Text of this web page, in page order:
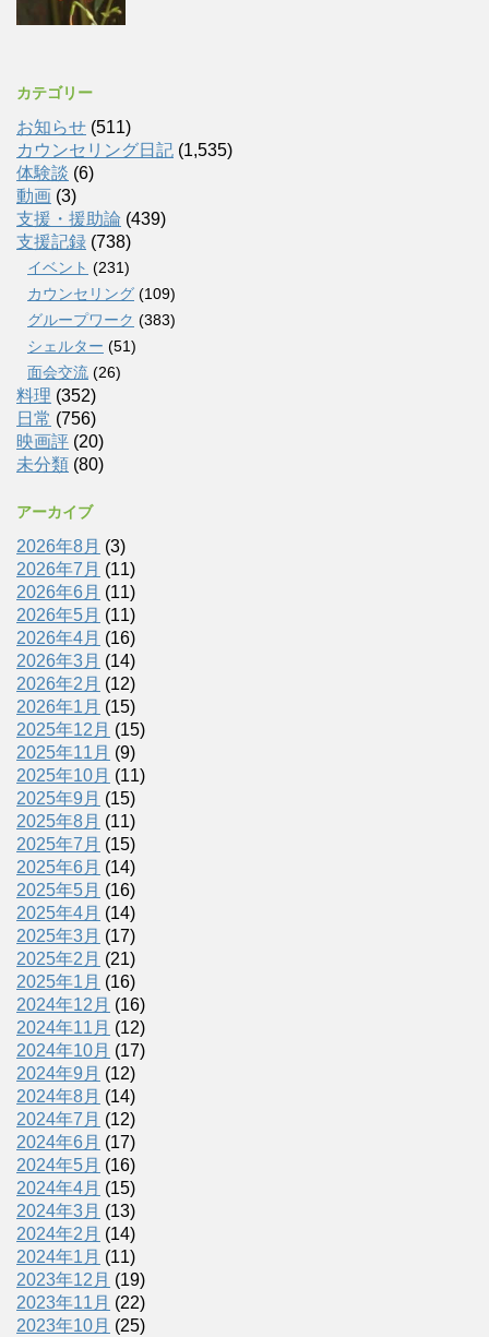
カテゴリー
お知らせ (511)
カウンセリング日記 (1,535)
体験談 (6)
動画 (3)
支援・援助論 (439)
支援記録 (738)
イベント (231)
カウンセリング (109)
グループワーク (383)
シェルター (51)
面会交流 (26)
料理 (352)
日常 (756)
映画評 (20)
未分類 (80)
アーカイブ
2026年8月 (3)
2026年7月 (11)
2026年6月 (11)
2026年5月 (11)
2026年4月 (16)
2026年3月 (14)
2026年2月 (12)
2026年1月 (15)
2025年12月 (15)
2025年11月 (9)
2025年10月 (11)
2025年9月 (15)
2025年8月 (11)
2025年7月 (15)
2025年6月 (14)
2025年5月 (16)
2025年4月 (14)
2025年3月 (17)
2025年2月 (21)
2025年1月 (16)
2024年12月 (16)
2024年11月 (12)
2024年10月 (17)
2024年9月 (12)
2024年8月 (14)
2024年7月 (12)
2024年6月 (17)
2024年5月 (16)
2024年4月 (15)
2024年3月 (13)
2024年2月 (14)
2024年1月 (11)
2023年12月 (19)
2023年11月 (22)
2023年10月 (25)